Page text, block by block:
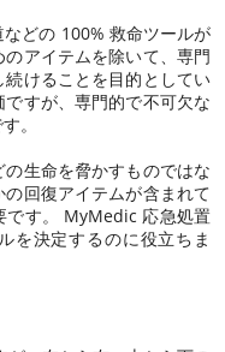
どの 100% 救命ツールが
アイテムを除いて、専門
けることを目的としてい
すが、専門的で不可欠な
。
生命を脅かすものではな
回復アイテムが含まれて
です。 MyMedic 応急処置
を決定するのに役立ちま